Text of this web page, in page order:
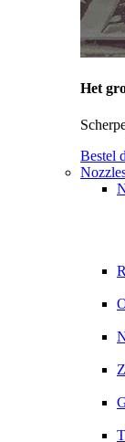
Het
Bestel